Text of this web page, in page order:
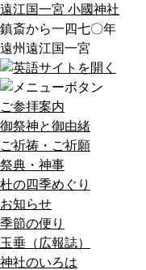
遠江国一宮 小國神社
鎮斎から一四七〇年
遠州遠江国一宮
ご参拝案内
御祭神と御由緒
ご祈祷・ご祈願
祭典・神事
杜の四季めぐり
お知らせ
季節の便り
玉垂（広報誌）
神社のいろは